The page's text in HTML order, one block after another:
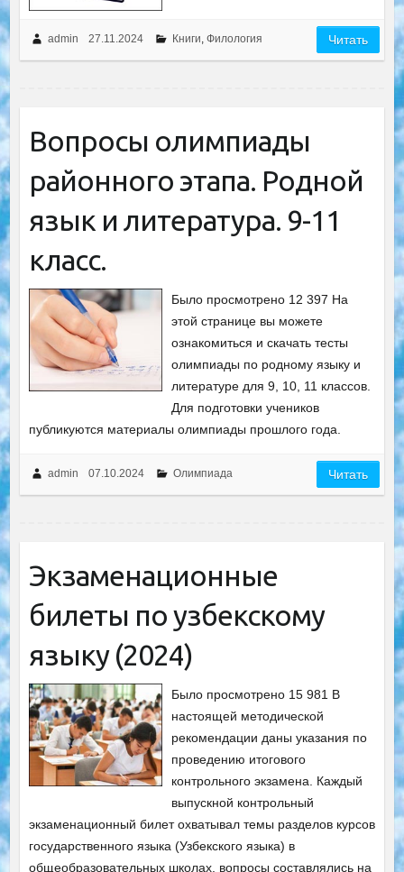
admin 27.11.2024 Книги, Филология Читать
Вопросы олимпиады
районного этапа. Родной
язык и литература. 9-11
класс.
Было просмотрено 12 397 На
этой странице вы можете
ознакомиться и скачать тесты
олимпиады по родному языку и
литературе для 9, 10, 11 классов.
Для подготовки учеников
публикуются материалы олимпиады прошлого года.
admin 07.10.2024 Олимпиада Читать
Экзаменационные
билеты по узбекскому
языку (2024)
Было просмотрено 15 981 В
настоящей методической
рекомендации даны указания по
проведению итогового
контрольного экзамена. Каждый
выпускной контрольный
экзаменационный билет охватывал темы разделов курсов
государственного языка (Узбекского языка) в
общеобразовательных школах, вопросы составлялись на